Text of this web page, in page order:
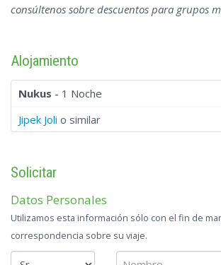
consúltenos sobre descuentos para grupos
Alojamiento
Nukus - 1 Noche
Jipek Joli o similar
Solicitar
Datos Personales
Utilizamos esta información sólo con el fin de
correspondencia sobre su viaje.